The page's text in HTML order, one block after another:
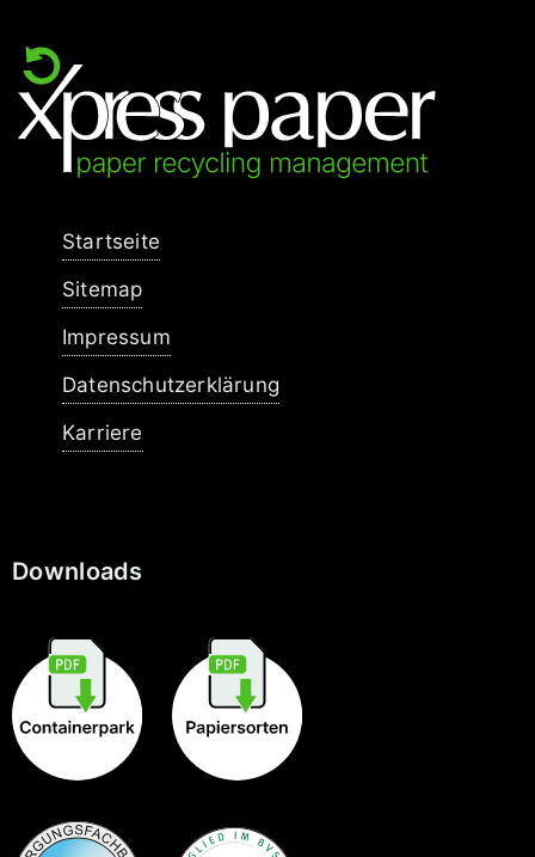
Navigation
Startseite
Sitemap
Impressum
Datenschutzerklärung
Karriere
Downloads